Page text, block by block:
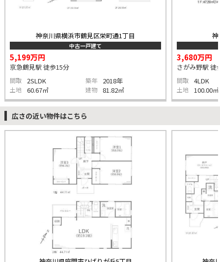
神奈川県横浜市鶴見区栄町通1丁目
中古一戸建て
5,199万円
京急鶴見駅 徒歩15分
間取 2SLDK 築年 2018年
土地 60.67㎡ 建物 81.82㎡
3,680万円
さがみ野駅 徒
間取 4LDK
土地 100.00㎡
広さの近い物件はこちら